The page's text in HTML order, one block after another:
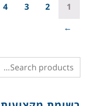
1
2
3
4
→